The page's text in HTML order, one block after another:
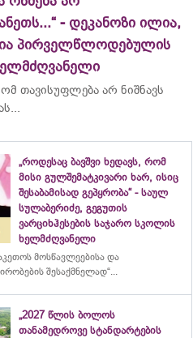
- დეკანოზი ილია,
პირველწლოდებულის
თავისუფლება არ ნიშნავს
„როდესაც ბავშვი ხედავს, რომ
მისი გულშემატკივარი ხარ, ისიც
შესაბამისად გეპყრობა“ - საულ
სულაბერიძე, გეგუთის
ვარციხჰესების საჯარო სკოლის
ხელმძღვანელი
მოსწავლეებისა და
შესაქმნელად“...
„2027 წლის ბოლოს
თანამედროვე სტანდარტების